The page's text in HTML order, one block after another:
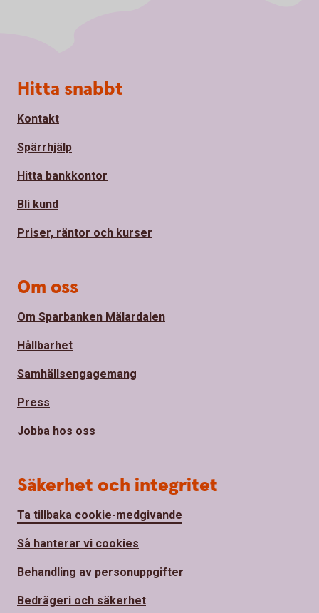
Sidfot
Hitta snabbt
Kontakt
Spärrhjälp
Hitta bankkontor
Bli kund
Priser, räntor och kurser
Om oss
Om Sparbanken Mälardalen
Hållbarhet
Samhällsengagemang
Press
Jobba hos oss
Säkerhet och integritet
Ta tillbaka cookie-medgivande
Så hanterar vi cookies
Behandling av personuppgifter
Bedrägeri och säkerhet